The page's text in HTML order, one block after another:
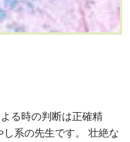
る時の判断は正確精
系の先生です。 壮絶な